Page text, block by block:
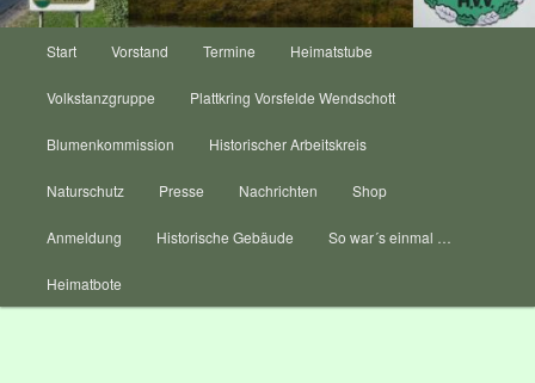
Start Vorstand Termine Heimatstube
Volkstanzgruppe Plattkring Vorsfelde Wendschott
Blumenkommission Historischer Arbeitskreis
Naturschutz Presse Nachrichten Shop
Anmeldung Historische Gebäude So war´s einmal …
Heimatbote